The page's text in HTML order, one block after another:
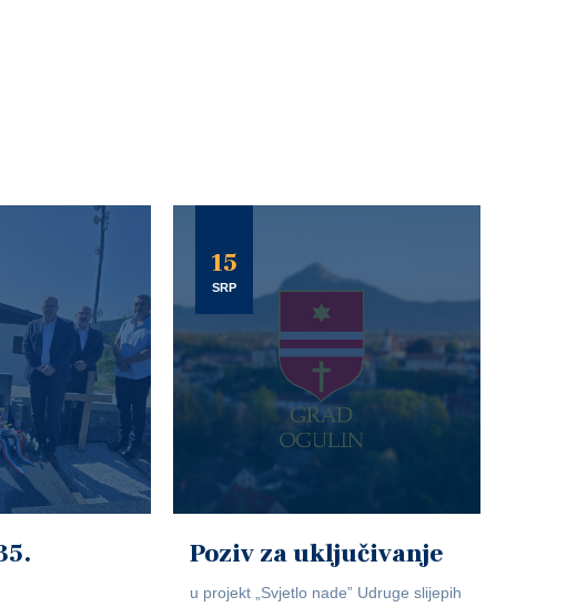
15
SRP
Poziv za uključivanje
u projekt „Svjetlo nade” Udruge slijepih